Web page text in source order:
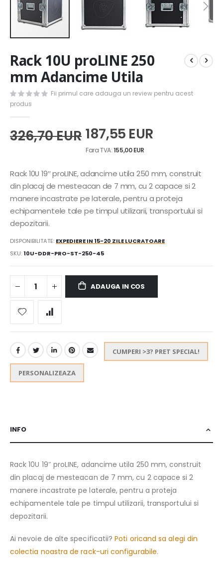
to
the
beginning
of
the
images
gallery
Rack 10U proLINE 250
mm Adancime Utila
Fii primul care adauga un review pentru acest
produs
326,70 EUR 187,55 EUR
155,00 EUR
Rack 10U 19″ proLINE, adancime utila 250 mm, construit
din placaj de mesteacan de 7 mm, cu 2 capace si 2
manere incastrate pe laterale, pentru a proteja
echipamentele tale pe timpul utilizarii, transportului si
depozitarii.
DISPONIBILITATE: EXPEDIERE IN 15-20 ZILE LUCRATOARE
SKU 10U-DDR-PRO-ST-250-45
ADAUGA IN COS
CUMPERI >3? PRET SPECIAL!
PERSONALIZEAZA
INFO
Rack 10U 19″ proLINE, adancime utila 250 mm, construit
din placaj de mesteacan de 7 mm, cu 2 capace si 2
manere incastrate pe laterale, pentru a proteja
echipamentele tale pe timpul utilizarii, transportului si
depozitarii.
Ai nevoie de alte specificatii?Poti oricand sa alegi din
colectia noastra de rack-uri configurabile.